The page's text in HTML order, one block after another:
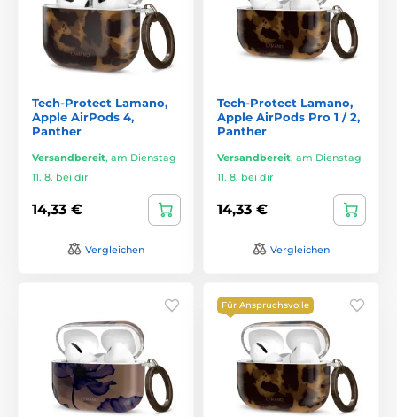
Tech-Protect Lamano,
Apple AirPods 4,
Panther
Versandbereit, am Dienstag
11. 8. bei dir
14,33 €
Vergleichen
Tech-Protect Lamano,
Apple AirPods Pro 1 / 2,
Panther
Versandbereit, am Dienstag
11. 8. bei dir
14,33 €
Vergleichen
Für Anspruchsvolle